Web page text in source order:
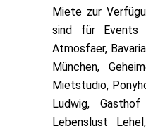
Miete zur
sind für Events
Atmosfaer,
München,
Mietstudio,
Ludwig,
Lebenslust